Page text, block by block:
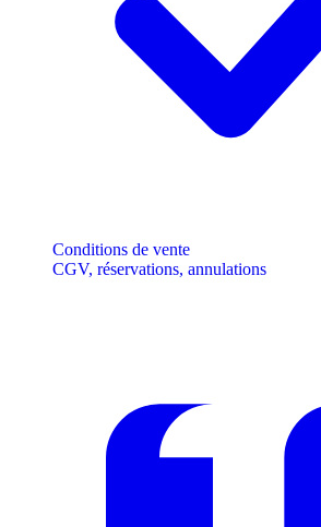
Conditions de vente
CGV, réservations, annulations